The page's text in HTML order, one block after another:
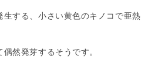
する、小さい黄色のキノコで亜熱
然発芽するそうです。